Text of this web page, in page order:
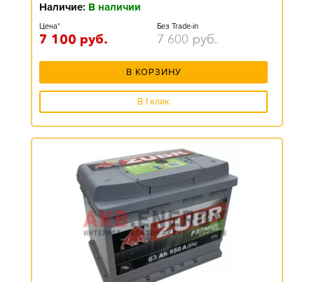
Наличие: В наличии
Цена*
7 100 руб.
Без Trade-in
7 600 руб.
В КОРЗИНУ
В 1 клик